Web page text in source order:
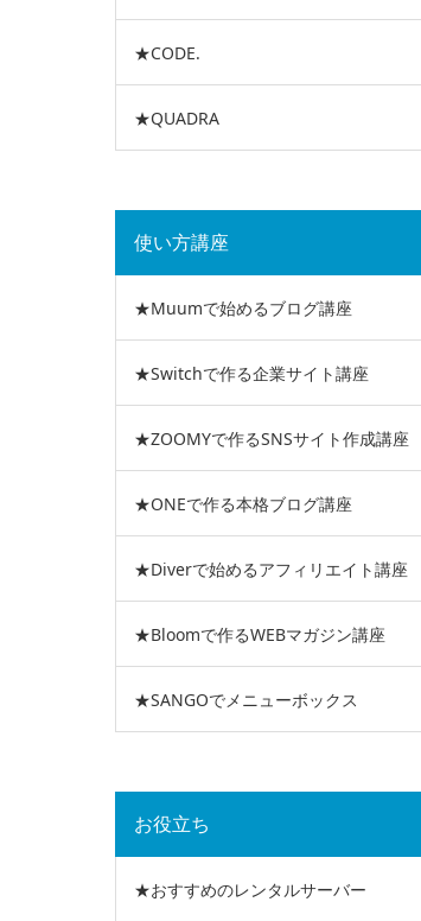
★CODE.
★QUADRA
使い方講座
★Muumで始めるブログ講座
★Switchで作る企業サイト講座
★ZOOMYで作るSNSサイト作成講座
★ONEで作る本格ブログ講座
★Diverで始めるアフィリエイト講座
★Bloomで作るWEBマガジン講座
★SANGOでメニューボックス
お役立ち
★おすすめのレンタルサーバー